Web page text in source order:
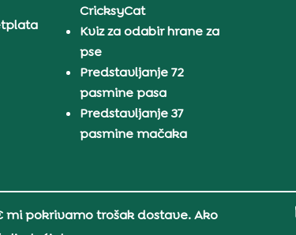
CricksyCat
Kviz za odabir hrane za
pse
Predstavljanje 72
pasmine pasa
Predstavljanje 37
pasmine mačaka
mi pokrivamo trošak dostave. Ako